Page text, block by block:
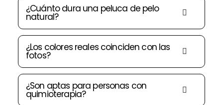
¿Cuánto dura una peluca de pelo
natural?
¿Los colores reales coinciden con las
fotos?
¿Son aptas para personas con
quimioterapia?